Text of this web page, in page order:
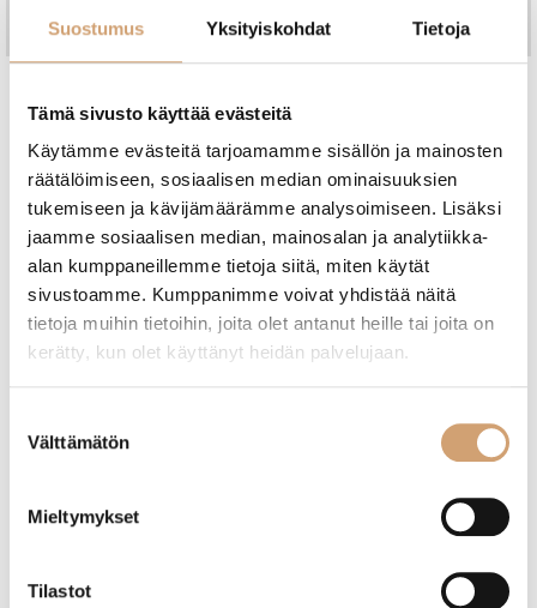
Suostumus Yksityiskohdat Tietoja
Tämä sivusto käyttää evästeitä
Käytämme evästeitä tarjoamamme sisällön ja mainosten
räätälöimiseen, sosiaalisen median ominaisuuksien
tukemiseen ja kävijämäärämme analysoimiseen. Lisäksi
jaamme sosiaalisen median, mainosalan ja analytiikka-
alan kumppaneillemme tietoja siitä, miten käytät
sivustoamme. Kumppanimme voivat yhdistää näitä
tietoja muihin tietoihin, joita olet antanut heille tai joita on
kerätty, kun olet käyttänyt heidän palvelujaan.
valinta
Välttämätön
Mieltymykset
Tilastot
varastosta
Etusivu/ Tuotteet avainsanalla “omenasorvi”
Näytetään ainoa tulos
Tellier omenasorvi pöytäkiinnitys
43,90€